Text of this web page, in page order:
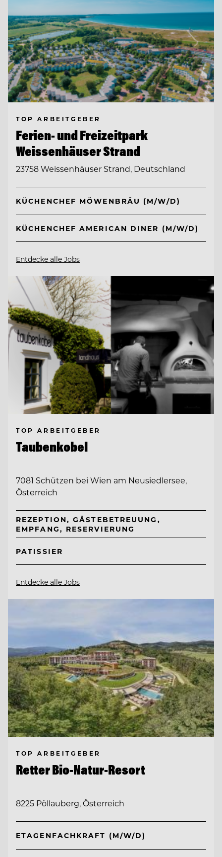
TOP ARBEITGEBER
Ferien- und Freizeitpark
Weissenhäuser Strand
23758 Weissenhäuser Strand, Deutschland
KÜCHENCHEF MÖWENBRÄU (M/W/D)
KÜCHENCHEF AMERICAN DINER (M/W/D)
Entdecke alle Jobs
TOP ARBEITGEBER
Taubenkobel
7081 Schützen bei Wien am Neusiedlersee,
Österreich
REZEPTION, GÄSTEBETREUUNG,
EMPFANG, RESERVIERUNG
PATISSIER
Entdecke alle Jobs
TOP ARBEITGEBER
Retter Bio-Natur-Resort
8225 Pöllauberg, Österreich
ETAGENFACHKRAFT (M/W/D)